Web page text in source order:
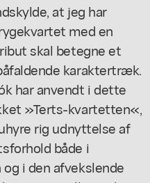
at jeg har
med en
skal betegne et
karaktertræk.
har anvendt i dette
»Terts-kvartetten«,
rig udnyttelse af
både i
i den afvekslende